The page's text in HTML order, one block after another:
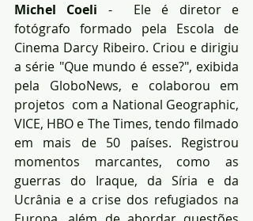
Michel Coeli -  Ele é diretor e
fotógrafo formado pela Escola de
Cinema Darcy Ribeiro. Criou e dirigiu
a série "Que mundo é esse?", exibida
pela GloboNews, e colaborou em
projetos  com a National Geographic,
VICE, HBO e The Times, tendo filmado
em mais de 50 países. Registrou
momentos marcantes, como as
guerras do Iraque, da Síria e da
Ucrânia e a crise dos refugiados na